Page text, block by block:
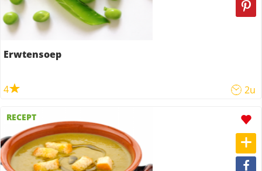
Erwtensoep
4 2u
RECEPT